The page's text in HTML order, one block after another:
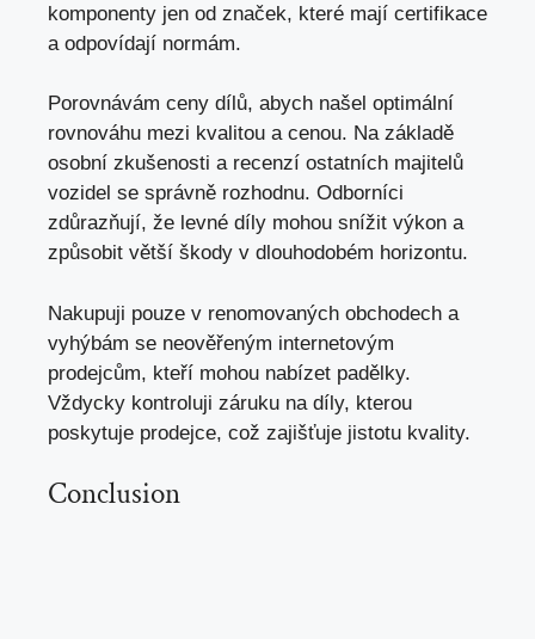
komponenty jen od značek, které mají certifikace
a odpovídají normám.
Porovnávám ceny dílů, abych našel optimální
rovnováhu mezi kvalitou a cenou. Na základě
osobní zkušenosti a recenzí ostatních majitelů
vozidel se správně rozhodnu. Odborníci
zdůrazňují, že levné díly mohou snížit výkon a
způsobit větší škody v dlouhodobém horizontu.
Nakupuji pouze v renomovaných obchodech a
vyhýbám se neověřeným internetovým
prodejcům, kteří mohou nabízet padělky.
Vždycky kontroluji záruku na díly, kterou
poskytuje prodejce, což zajišťuje jistotu kvality.
Conclusion